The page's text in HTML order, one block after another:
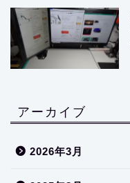
アーカイブ
2026年3月